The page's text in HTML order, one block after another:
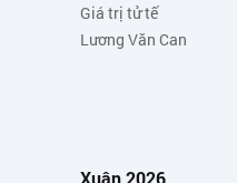
Giá trị tử tế
Lương Văn Can
Xuân 2026